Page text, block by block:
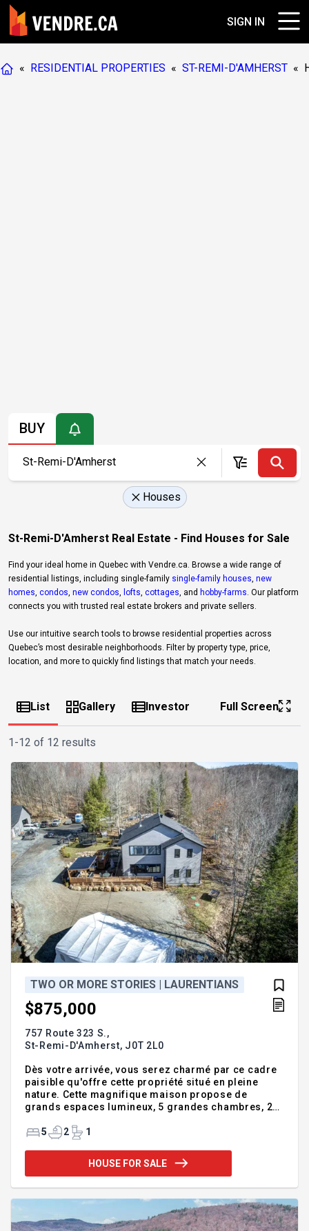
SIGN IN
« RESIDENTIAL PROPERTIES « ST-REMI-D'AMHERST «
BUY
Houses
St-Remi-D'Amherst Real Estate - Find Houses for Sale
Find your ideal home in Quebec with Vendre.ca. Browse a wide range of
residential listings, including single-family single-family houses new
homes condos new condos lofts cottages , and hobby-farms . Our platform
connects you with trusted real estate brokers and private sellers.
Use our intuitive search tools to browse residential properties across
Quebec’s most desirable neighborhoods. Filter by property type, price,
location, and more to quickly find listings that match your needs.
List Gallery Investor Full Screen
1-12 of 12 results
TWO OR MORE STORIES | LAURENTIANS
$875,000
757 Route 323 S.,
St-Remi-D'Amherst, J0T 2L0
Dès votre arrivée, vous serez charmé par ce cadre
paisible qu'offre cette propriété situé en pleine
nature. Cette magnifique maison propose de
grands espaces lumineux, 5 grandes chambres, 2
foyer et salle familiale parfaite pour recevoir et
passer du temps en famille. En bonus, un immense
garage idéal pour les passionnés de mécanique.
Ce magnifique domaine est érigé sur un immense
pour tout projet futur, une occasion unique de vivre
en harmonie a
5 2 1
HOUSE FOR SALE